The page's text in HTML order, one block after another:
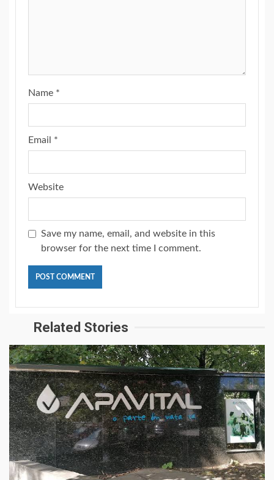
Name *
Email *
Website
Save my name, email, and website in this
browser for the next time I comment.
Related Stories